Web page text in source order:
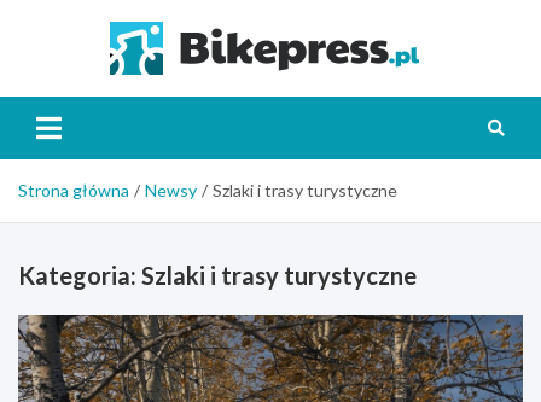
Strona główna Newsy Szlaki i trasy turystyczne
Kategoria: Szlaki i trasy turystyczne